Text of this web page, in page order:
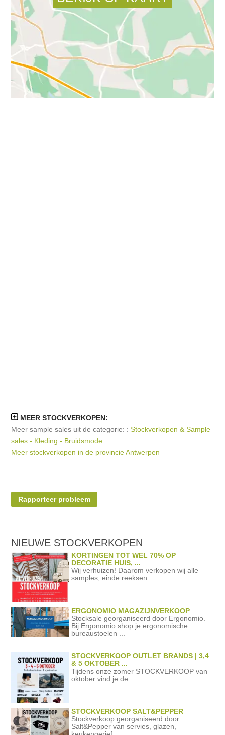
MEER STOCKVERKOPEN:
Meer sample sales uit de categorie: :Stockverkopen & Sample
sales - Kleding - Bruidsmode
Meer stockverkopen in de provincie Antwerpen
Rapporteer probleem
NIEUWE STOCKVERKOPEN
KORTINGEN TOT WEL 70% OP
DECORATIE HUIS, ...
Wij verhuizen! Daarom verkopen wij alle
samples, einde reeksen ...
ERGONOMIO MAGAZIJNVERKOOP
Stocksale georganiseerd door Ergonomio.
Bij Ergonomio shop je ergonomische
bureaustoelen ...
STOCKVERKOOP OUTLET BRANDS | 3,4
& 5 OKTOBER ...
Tijdens onze zomer STOCKVERKOOP van
oktober vind je de ...
STOCKVERKOOP SALT&PEPPER
Stockverkoop georganiseerd door
Salt&Pepper van servies, glazen,